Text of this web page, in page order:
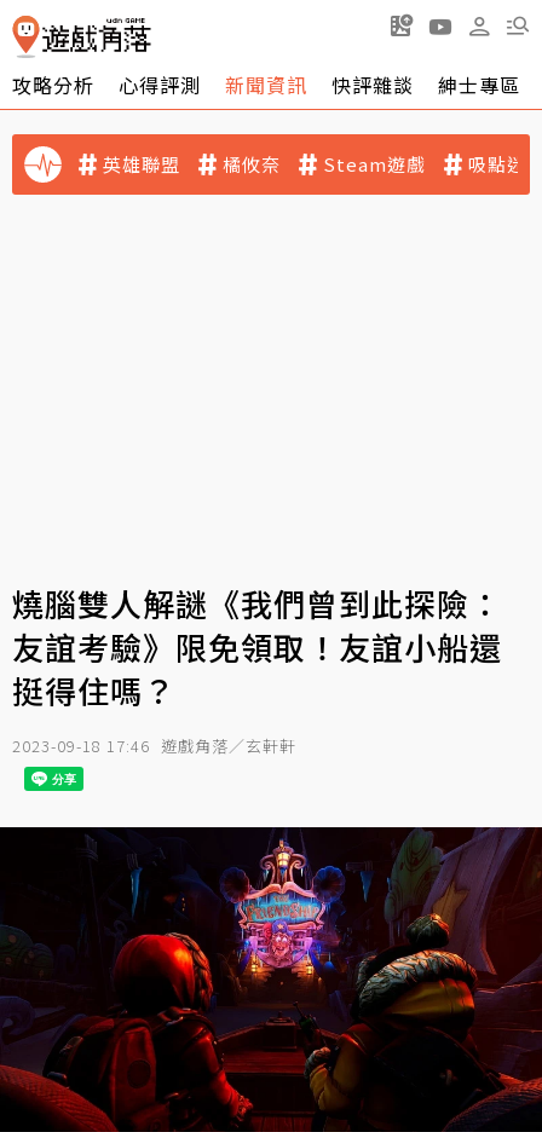
攻略分析 心得評測 新聞資訊 快評雜談 紳士專區
英雄聯盟 橘攸奈 Steam遊戲 吸點迷
燒腦雙人解謎《我們曾到此探險：
友誼考驗》限免領取！友誼小船還
挺得住嗎？
2023-09-18 17:46 遊戲角落／玄軒軒